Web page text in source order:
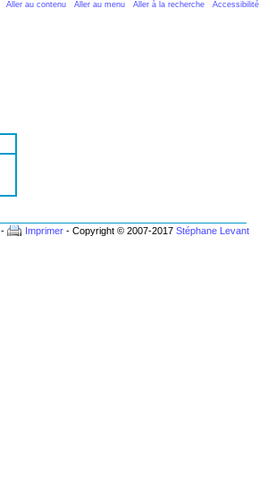
Aller au contenu Aller au menu Aller à la recherche Accessibilité
- Imprimer - Copyright © 2007-2017Stéphane Levant